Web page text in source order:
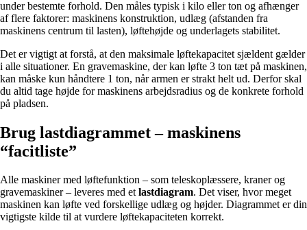
under bestemte forhold. Den måles typisk i kilo eller ton og afhænger
af flere faktorer: maskinens konstruktion, udlæg (afstanden fra
maskinens centrum til lasten), løftehøjde og underlagets stabilitet.
Det er vigtigt at forstå, at den maksimale løftekapacitet sjældent gælder
i alle situationer. En gravemaskine, der kan løfte 3 ton tæt på maskinen,
kan måske kun håndtere 1 ton, når armen er strakt helt ud. Derfor skal
du altid tage højde for maskinens arbejdsradius og de konkrete forhold
på pladsen.
Brug lastdiagrammet – maskinens
“facitliste”
Alle maskiner med løftefunktion – som teleskoplæssere, kraner og
gravemaskiner – leveres med etlastdiagram. Det viser, hvor meget
maskinen kan løfte ved forskellige udlæg og højder. Diagrammet er din
vigtigste kilde til at vurdere løftekapaciteten korrekt.